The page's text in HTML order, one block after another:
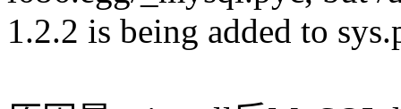
1.2.2 is being added to